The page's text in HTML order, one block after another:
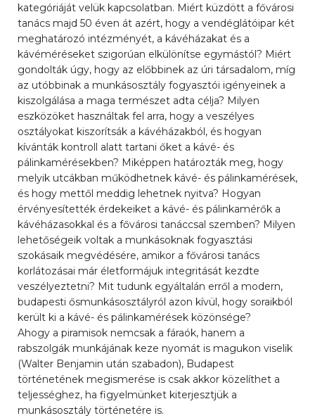
kategóriáját velük kapcsolatban. Miért küzdött a fővárosi
tanács majd 50 éven át azért, hogy a vendéglátóipar két
meghatározó intézményét, a kávéházakat és a
kávéméréseket szigorúan elkülönítse egymástól? Miért
gondolták úgy, hogy az előbbinek az úri társadalom, míg
az utóbbinak a munkásosztály fogyasztói igényeinek a
kiszolgálása a maga természet adta célja? Milyen
eszközöket használtak fel arra, hogy a veszélyes
osztályokat kiszorítsák a kávéházakból, és hogyan
kívánták kontroll alatt tartani őket a kávé- és
pálinkamérésekben? Miképpen határozták meg, hogy
melyik utcákban működhetnek kávé- és pálinkamérések,
és hogy mettől meddig lehetnek nyitva? Hogyan
érvényesítették érdekeiket a kávé- és pálinkamérők a
kávéházasokkal és a fővárosi tanáccsal szemben? Milyen
lehetőségeik voltak a munkásoknak fogyasztási
szokásaik megvédésére, amikor a fővárosi tanács
korlátozásai már életformájuk integritását kezdte
veszélyeztetni? Mit tudunk egyáltalán erről a modern,
budapesti ősmunkásosztályról azon kívül, hogy soraikból
került ki a kávé- és pálinkamérések közönsége?
Ahogy a piramisok nemcsak a fáraók, hanem a
rabszolgák munkájának keze nyomát is magukon viselik
(Walter Benjamin után szabadon), Budapest
történetének megismerése is csak akkor közelíthet a
teljességhez, ha figyelmünket kiterjesztjük a
munkásosztály történetére is.